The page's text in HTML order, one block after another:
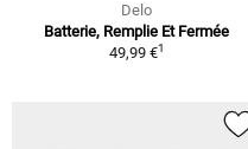
Delo
Batterie, Remplie Et Fermée
49,99 €1